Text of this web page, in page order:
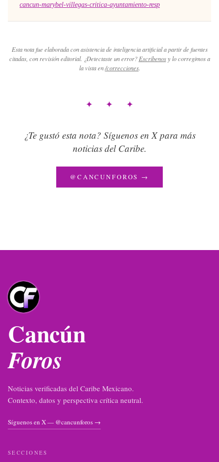
cancun-marybel-villegas-critica-ayuntamiento-resp
Esta nota fue elaborada con asistencia de inteligencia artificial a partir de fuentes
citadas, con revisión editorial. ¿Detectaste un error? Escríbenos y lo corregimos a
la vista en /correcciones.
✦ ✦ ✦
¿Te gustó esta nota? Síguenos en X para más
noticias del Caribe.
@CANCUNFOROS →
Cancún
Foros
Noticias verificadas del Caribe Mexicano.
Contexto, datos y perspectiva crítica neutral.
Síguenos en X — @cancunforos →
SECCIONES